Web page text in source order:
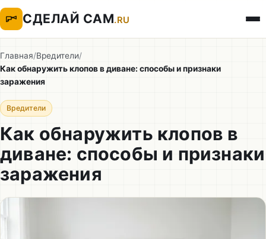
СДЕЛАЙ САМ.RU
Главная/Вредители/
Как обнаружить клопов в диване: способы и признаки
заражения
Вредители
Как обнаружить клопов в
диване: способы и признаки
заражения